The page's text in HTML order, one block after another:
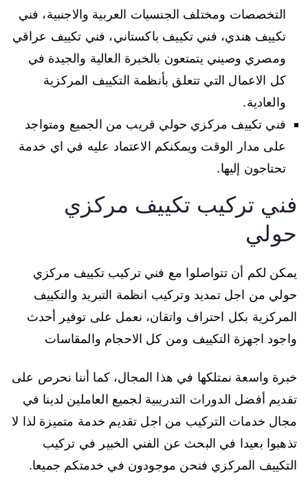
التخصصات ومختلف الجنسيات العربية والاجنبية، فني
تكييف هندي، فني تكييف باكستاني، فني تكييف عراقي
ومصري وصيني يتمتعون بالخبرة العالية والجيدة في
كل الاعمال التي تتعلق بأنظمة التكييف المركزية
والعادية.
فني تكييف مركزي حولي قريب من الجميع ومتواجد
على مدار الوقت ويمكنكم الاعتماد عليه في اي خدمة
تحتاجون إليها.
فني تركيب تكييف مركزي
حولي
يمكن لكم أن تتواصلوا مع فني تركيب تكييف مركزي
حولي من اجل تمديد وتركيب انظمة التبريد والتكييف
المركزية بكل احتراف واتقان، نعمل على توفير أحدث
واجود اجهزة التكييف ومن كل الاحجام والمقاسات
خبرة واسعة نمتلكها في هذا المجال، كما أننا نحرص على
تقديم أفضل الدورات التدريبية لجميع العاملين لدينا في
مجال خدمات التركيب من اجل تقديم خدمة متميزة لذا لا
تذهبوا بعيدا في البحث عن الفني الخبير في تركيب
التكييف المركزي فنحن موجودون في خدمتكم جميعا.